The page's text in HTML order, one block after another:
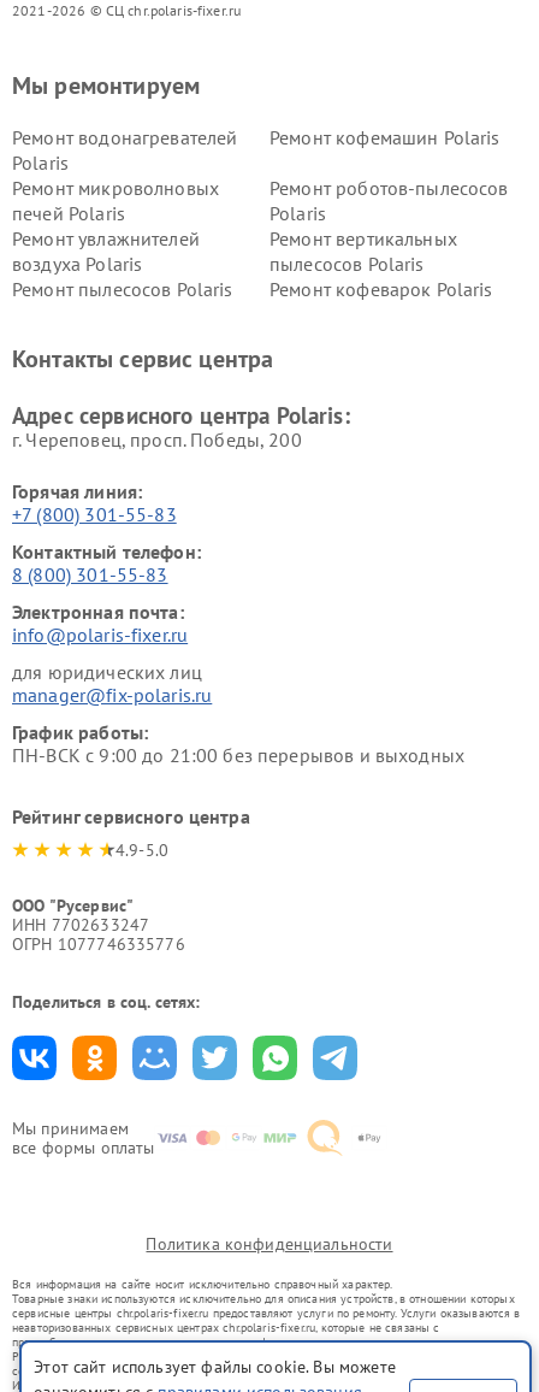
2021-2026 © СЦ chr.polaris-fixer.ru
Мы принимаем
все формы оплаты
Мы ремонтируем
Ремонт водонагревателей
Polaris
Ремонт кофемашин Polaris
Ремонт микроволновых
печей Polaris
Ремонт роботов-пылесосов
Polaris
Ремонт увлажнителей
воздуха Polaris
Ремонт вертикальных
пылесосов Polaris
Ремонт пылесосов Polaris
Ремонт кофеварок Polaris
Контакты сервис центра
Адрес сервисного центра Polaris:
г. Череповец, просп. Победы, 200
Горячая линия:
+7 (800) 301-55-83
Контактный телефон:
8 (800) 301-55-83
Электронная почта:
info@polaris-fixer.ru
для юридических лиц
manager@fix-polaris.ru
График работы:
ПН-ВСК с 9:00 до 21:00 без перерывов и выходных
Рейтинг сервисного центра
4.9-5.0
ООО "Русервис"
ИНН 7702633247
ОГРН 1077746335776
Поделиться в соц. сетях:
Политика конфиденциальности
Вся информация на сайте носит исключительно справочный характер.
Товарные знаки используются исключительно для описания устройств, в отношении которых
сервисные центры chr.polaris-fixer.ru предоставляют услуги по ремонту. Услуги оказываются в
неавторизованных сервисных центрах chr.polaris-fixer.ru, которые не связаны с
правообладателями товарных знаков или их официальными представителями.
Ремонт осуществляется для устройств, уже введенных в гражданский оборот в соответствии
со статьей 1487 ГК РФ.
Использование товарных знаков не преследует цели индивидуализации услуг или введения
Этот сайт использует файлы cookie. Вы можете